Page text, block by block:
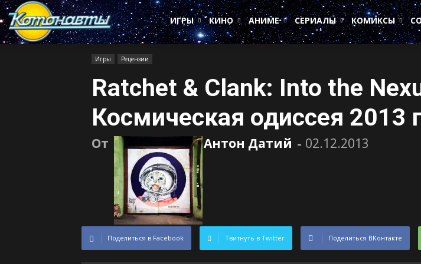
Котонавты
ИГРЫ
КИНО АНИМЕ СЕРИАЛЫ КОМИКСЫ
Игры Рецензии
Ratchet & Clank: Into the
Космическая одиссея 2013
От Антон Датий - 02.12.2013
Поделиться в Facebook Твитнуть в Twitter Поделиться ВКонтакте